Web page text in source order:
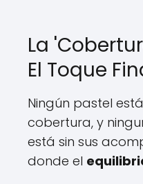
La
El Toque
Ningún pastel
cobertura, y
está sin sus
donde el